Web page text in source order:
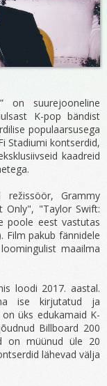
on suurejooneline
K-pop bändist
populaarsusega
Stadiumi kontserdid,
kaadreid
režissöör, Grammy
Only", "Taylor Swift:
poole eest vastutas
Film pakub fännidele
maailma
loodi 2017. aastal.
ise kirjutatud ja
üks edukamaid K-
Billboard 200
on müünud üle 20
lähevad välja